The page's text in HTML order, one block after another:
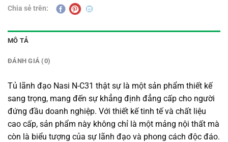
Chia sẻ trên:
MÔ TẢ
ĐÁNH GIÁ (0)
Tủ lãnh đạo Nasi N-C31 thật sự là một sản phẩm thiết kế
sang trọng, mang đến sự khẳng định đẳng cấp cho người
đứng đầu doanh nghiệp. Với thiết kế tinh tế và chất liệu
cao cấp, sản phẩm này không chỉ là một mảng nội thất mà
còn là biểu tượng của sự lãnh đạo và phong cách độc đáo.